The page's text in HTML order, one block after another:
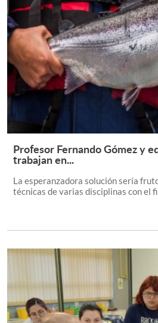
Profesor Fernando Gómez y
trabajan en...
La esperanzadora solución sería
técnicas de varias disciplinas con el